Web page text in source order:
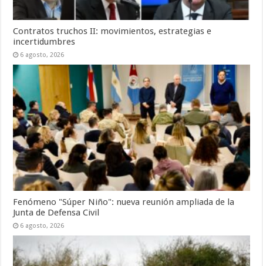
Contratos truchos II: movimientos, estrategias e
incertidumbres
6 agosto, 2026
Fenómeno "Súper Niño": nueva reunión ampliada de la
Junta de Defensa Civil
6 agosto, 2026